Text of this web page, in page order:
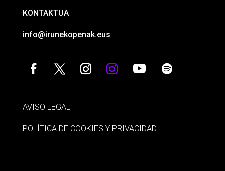
KONTAKTUA
info@irunekopenak.eus
AVISO LEGAL
POLÍTICA DE COOKIES Y PRIVACIDAD